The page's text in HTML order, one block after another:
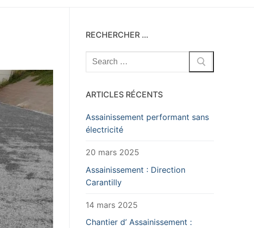
RECHERCHER …
Rechercher
:
ARTICLES RÉCENTS
Assainissement performant sans
électricité
20 mars 2025
Assainissement : Direction
Carantilly
14 mars 2025
Chantier d’ Assainissement :